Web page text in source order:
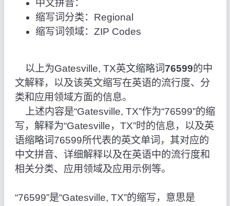
中文拼音：
缩写词分类：Regional
缩写词领域：ZIP Codes
以上为Gatesville, TX英文缩略词76599的中
文解释，以及该英文缩写在英语的流行度、分
类和应用领域方面的信息。
上述内容是“Gatesville, TX”作为“76599”的缩
写，解释为“Gatesville，TX”时的信息，以及英
语缩略词76599所代表的英文单词，其对应的
中文拼音、详细解释以及在英语中的流行度和
相关分类、应用领域及应用示例等。
“76599”是“Gatesville, TX”的缩写，意思是